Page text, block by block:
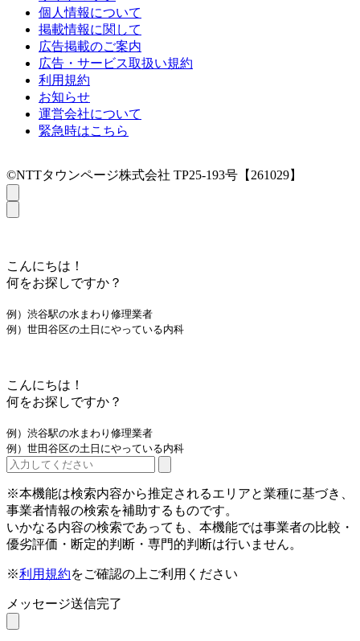
個人情報について
掲載情報に関して
広告掲載のご案内
広告・サービス取扱い規約
利用規約
お知らせ
運営会社について
緊急時はこちら
©NTTタウンページ株式会社 TP25-193号【261029】
こんにちは！
何をお探しですか？
例）渋谷駅の水まわり修理業者
例）世田谷区の土日にやっている内科
こんにちは！
何をお探しですか？
例）渋谷駅の水まわり修理業者
例）世田谷区の土日にやっている内科
※本機能は検索内容から推定されるエリアと業種に基づき、
事業者情報の検索を補助するものです。
いかなる内容の検索であっても、本機能では事業者の比較・
優劣評価・断定的判断・専門的判断は行いません。
※利用規約をご確認の上ご利用ください
メッセージ送信完了